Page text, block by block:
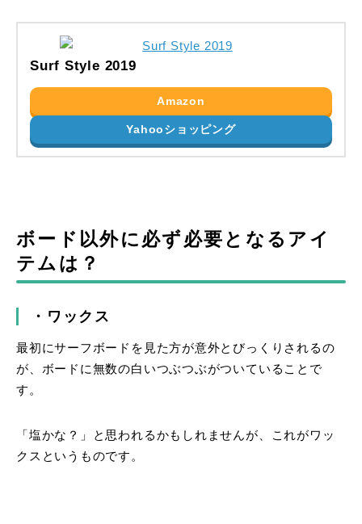
Surf Style 2019
Amazon
Yahooショッピング
ボード以外に必ず必要となるアイ
テムは？
・ワックス
最初にサーフボードを見た方が意外とびっくりされるの
が、ボードに無数の白いつぶつぶがついていることで
す。
「塩かな？」と思われるかもしれませんが、これがワッ
クスというものです。